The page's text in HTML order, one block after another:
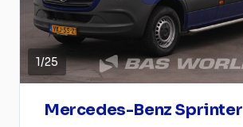
1/25
Mercedes-Benz Sprinter